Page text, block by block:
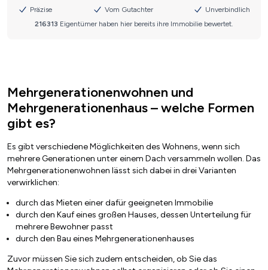
Mehrgenerationenwohnen und
Mehrgenerationenhaus – welche Formen
gibt es?
Es gibt verschiedene Möglichkeiten des Wohnens, wenn sich
mehrere Generationen unter einem Dach versammeln wollen. Das
Mehrgenerationenwohnen lässt sich dabei in drei Varianten
verwirklichen:
durch das Mieten einer dafür geeigneten Immobilie
durch den Kauf eines großen Hauses, dessen Unterteilung für
mehrere Bewohner passt
durch den Bau eines Mehrgenerationenhauses
Zuvor müssen Sie sich zudem entscheiden, ob Sie das